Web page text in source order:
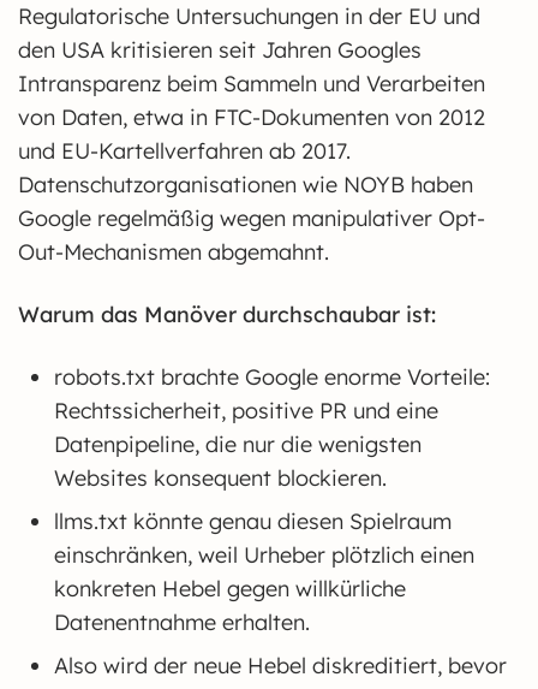
Regulatorische Untersuchungen in der EU und
den USA kritisieren seit Jahren Googles
Intransparenz beim Sammeln und Verarbeiten
von Daten, etwa in FTC-Dokumenten von 2012
und EU-Kartellverfahren ab 2017.
Datenschutzorganisationen wie NOYB haben
Google regelmäßig wegen manipulativer Opt-
Out-Mechanismen abgemahnt.
Warum das Manöver durchschaubar ist:
robots.txt brachte Google enorme Vorteile:
Rechtssicherheit, positive PR und eine
Datenpipeline, die nur die wenigsten
Websites konsequent blockieren.
llms.txt könnte genau diesen Spielraum
einschränken, weil Urheber plötzlich einen
konkreten Hebel gegen willkürliche
Datenentnahme erhalten.
Also wird der neue Hebel diskreditiert, bevor